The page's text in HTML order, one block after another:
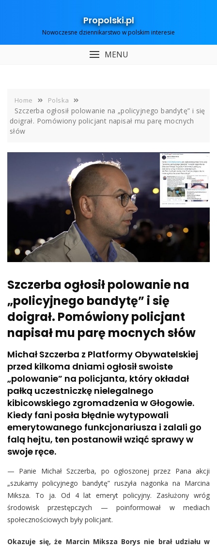
Propolski.pl
Nowoczesne dziennikarstwo w polskim interesie
MENU
Home Polska
Szczerba ogłosił polowanie na „policyjnego bandytę” i się
doigrał. Pomówiony policjant napisał mu parę mocnych
słów
Szczerba ogłosił polowanie na
„policyjnego bandytę” i się
doigrał. Pomówiony policjant
napisał mu parę mocnych słów
Michał Szczerba z Platformy Obywatelskiej
przed kilkoma dniami ogłosił swoiste
„polowanie” na policjanta, który okładał
pałką uczestniczkę nielegalnego
kibicowskiego zgromadzenia w Głogowie.
Kiedy fani posła błędnie wytypowali
emerytowanego funkcjonariusza i zalali go
falą hejtu, ten postanowił wziąć sprawy w
swoje ręce.
— Panie Michał Szczerba, po ogłoszonej przez Pana akcji
„szukamy policyjnego bandytę” ruszyła nagonka na Marcina
Miksza. To ja. Od 4 lat emeryt policyjny. Zasłużony wróg
środowisk przestępczych — poinformował w mediach
społecznościowych były policjant.
Okazuje się, że Marcin Miksza Borys nie brał udziału w